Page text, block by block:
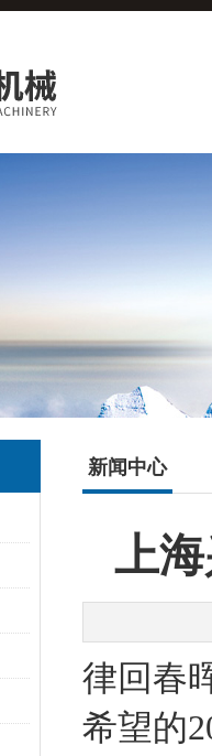
新闻中心
上
律回春
希望的